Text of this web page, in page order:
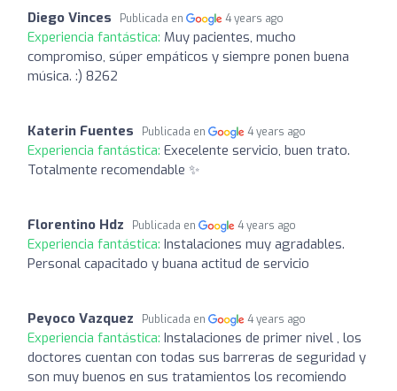
Diego Vinces Publicada en 4 years ago
Experiencia fantástica: Muy pacientes, mucho
compromiso, súper empáticos y siempre ponen buena
música. :) 8262
Katerin Fuentes Publicada en 4 years ago
Experiencia fantástica: Execelente servicio, buen trato.
Totalmente recomendable ✨
Florentino Hdz Publicada en 4 years ago
Experiencia fantástica: Instalaciones muy agradables.
Personal capacitado y buana actitud de servicio
Peyoco Vazquez Publicada en 4 years ago
Experiencia fantástica: Instalaciones de primer nivel , los
doctores cuentan con todas sus barreras de seguridad y
son muy buenos en sus tratamientos los recomiendo